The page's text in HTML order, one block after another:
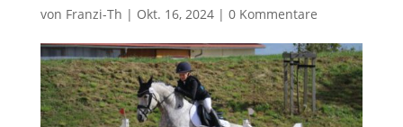
von Franzi-Th | Okt. 16, 2024| 0 Kommentare